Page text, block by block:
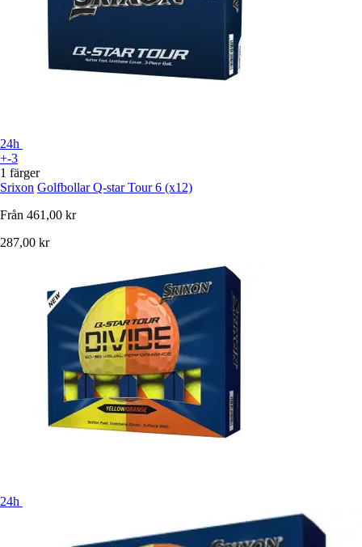
24h
+-3
1 färger
Srixon Golfbollar Q-star Tour 6 (x12)
Från 461,00 kr
287,00 kr
24h